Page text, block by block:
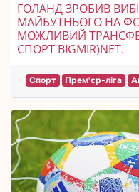
ГОЛАНД ЗРОБИВ
МАЙБУТНЬОГО НА
МОЖЛИВИЙ
СПОРТ BIGMIR)NET.
Спорт Прем'єр-ліга